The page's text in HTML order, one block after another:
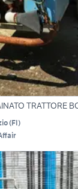
TRATTORE
(FI)